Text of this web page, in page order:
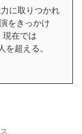
に取りつかれ
をきっかけ
現在では
超える。